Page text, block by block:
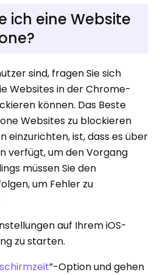
ich eine Website
sind, fragen Sie sich
Websites in der Chrome-
können. Das Beste
Websites zu blockieren
einzurichten, ist, dass es über
verfügt, um den Vorgang
müssen Sie den
um Fehler zu
auf Ihrem iOS-
zu starten.
”-Option und gehen